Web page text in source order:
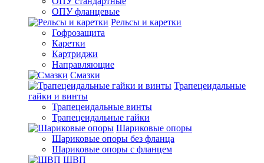
ОПУ фланцевые
Рельсы и каретки
Гофрозащита
Каретки
Картриджи
Направляющие
Смазки
Трапецеидальные
гайки и винты
Трапецеидальные винты
Трапецеидальные гайки
Шариковые опоры
Шариковые опоры без фланца
Шариковые опоры с фланцем
ШВП